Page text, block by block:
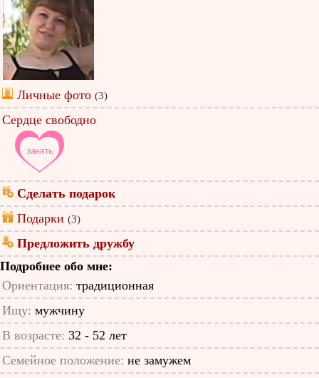
Личные фото (3)
Сердце свободно
Сделать подарок
Подарки (3)
Предложить дружбу
Подробнее обо мне:
Ориентация: традиционная
Ищу: мужчину
В возрасте: 32 - 52 лет
Семейное положение: не замужем